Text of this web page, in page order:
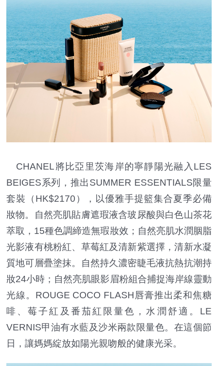
CHANEL將比亞里茨海岸的寧靜陽光融入LES
BEIGES系列，推出SUMMER ESSENTIALS限量
套裝（HK$2170），以優雅手提籃集合夏季必備
妝物。自然亮肌貼膚遮瑕液含玻尿酸與白色山茶花
萃取，15種色調締造無瑕妝效；自然亮肌水潤胭脂
光影液有桃粉紅、草莓紅及清新紫選擇，清新水凝
質地可層疊塗抹。自然持久濃密睫毛液抗熱抗潮持
妝24小時；自然亮肌眼影眉粉組合捕捉海岸線靈動
光線。ROUGE COCO FLASH唇膏推出柔和焦糖
啡、莓子紅及番茄紅限量色，水潤舒適。LE
VERNIS甲油有水藍及沙米兩款限量色。在這個節
日，讓媽媽綻放如陽光親吻般的健康光采。